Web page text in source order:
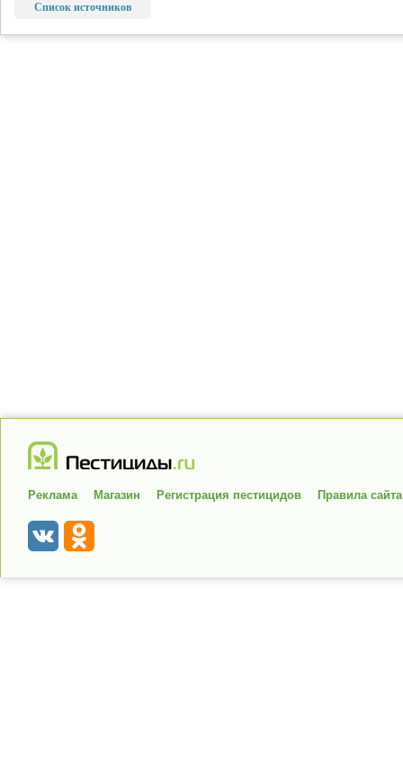
Список источников
Реклама Магазин Регистрация пестицидов Правила сайта